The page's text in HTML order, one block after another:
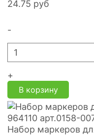
24.75 руб
-
+
В корзину
Набор маркеров